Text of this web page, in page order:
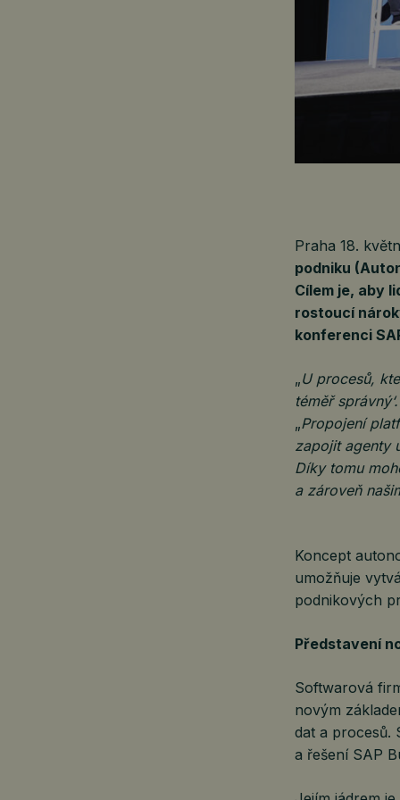
Praha 18.
podniku
Cílem je, aby
rostoucí
konferenci
„U procesů,
téměř
„Propojení
zapojit agenty
Díky tomu
a zároveň
Koncept
umožňuje
podnikových
Představení
Softwarová
novým
dat a procesů.
a řešení SAP